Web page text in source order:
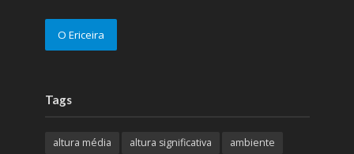
O Ericeira
Tags
altura média altura significativa
ambiente